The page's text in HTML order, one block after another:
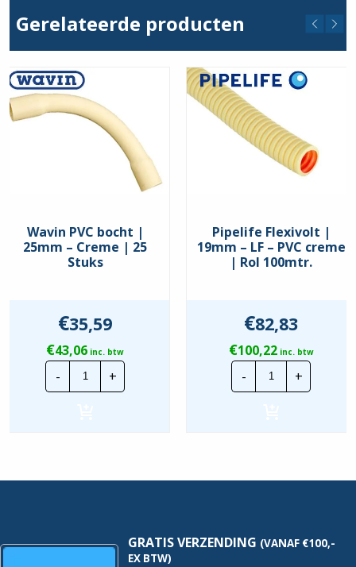
Gerelateerde producten
Wavin PVC bocht |
25mm – Creme | 25
Stuks
€35,59
€43,06 inc. btw
-
Wavin
PVC
bocht
Stuks
+
Pipelife Flexivolt |
19mm – LF – PVC creme
| Rol 100mtr.
€82,83
€100,22inc. btw
-
Pipelife
Flexivolt
|
|
+
GRATIS VERZENDING (VANAF €100,-
EX BTW)